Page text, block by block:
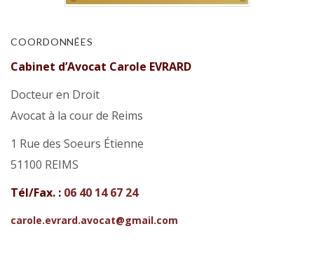
COORDONNÉES
Cabinet d’Avocat Carole EVRARD
Docteur en Droit
Avocat à la cour de Reims
1 Rue des Soeurs Étienne
51100 REIMS
Tél/Fax. : 06 40 14 67 24
carole.evrard.avocat@gmail.com